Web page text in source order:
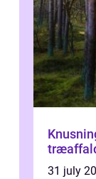
31 july